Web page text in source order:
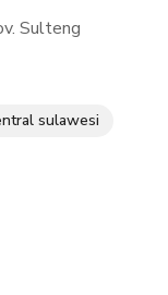
Sulteng
sulawesi